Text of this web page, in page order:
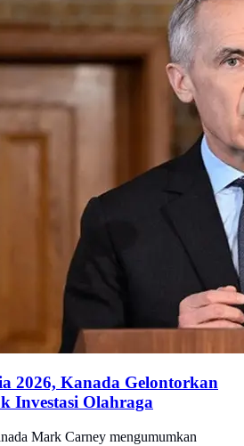
2026, Kanada Gelontorkan
Investasi Olahraga
Mark Carney mengumumkan